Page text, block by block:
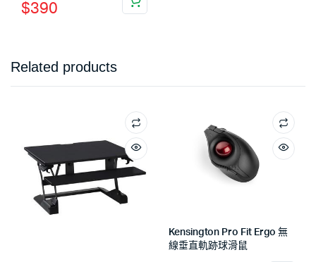
$390
Related products
Kensington Pro Fit Ergo 無
線垂直軌跡球滑鼠